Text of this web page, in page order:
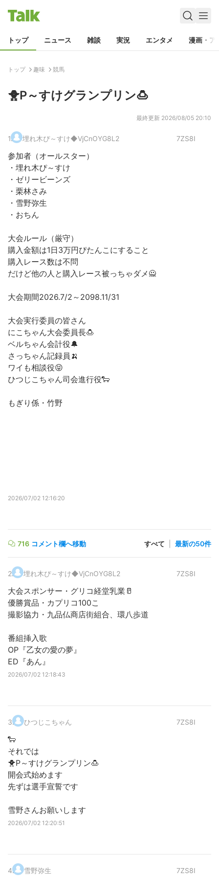
トップ ニュース 雑談 実況 エンタメ 漫画・ア
トップ 趣味 競馬
🐥P～すけグランプリン🍮
最終更新 2026/08/05 20:10
1. 埋れ木ぴ～すけ◆VjCnOYG8L2 7ZS8I
参加者（オールスター）
・埋れ木ぴ～すけ
・ゼリービーンズ
・栗林さみ
・雪野弥生
・おちん
大会ルール（厳守）
購入金額は1日3万円ぴたんこにすること
購入レース数は不問
だけど他の人と購入レース被っちゃダメ🙅
大会期間2026.7/2～2098.11/31
大会実行委員の皆さん
にこちゃん大会委員長🍮
ベルちゃん会計役🔔
さっちゃん記録員🍌
ワイも相談役😝
ひつじこちゃん司会進行役🐑
もぎり係・竹野
2026/07/02 12:16:20
716 コメント欄へ移動 すべて 最新の50件
2. 埋れ木ぴ～すけ◆VjCnOYG8L2 7ZS8I
大会スポンサー・グリコ経堂乳業🥛
優勝賞品・カプリコ100こ
撮影協力・九品仏商店街組合、環八歩道
番組挿入歌
OP『乙女の愛の夢』
ED『あん』
2026/07/02 12:18:43
3. ひつじこちゃん 7ZS8I
🐑
それでは
🐥P～すけグランプリン🍮
開会式始めます
先ずは選手宣誓です
雪野さんお願いします
2026/07/02 12:20:51
4. 雪野弥生 7ZS8I